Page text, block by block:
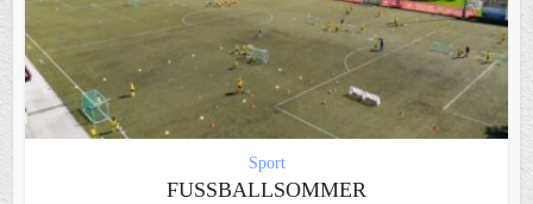
Sport
FUSSBALLSOMMER B